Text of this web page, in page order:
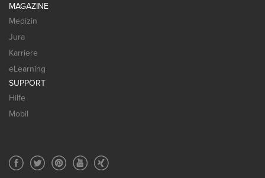
MAGAZINE
Medizin
Jura
Karriere
eLearning
SUPPORT
Hilfe
Mobil